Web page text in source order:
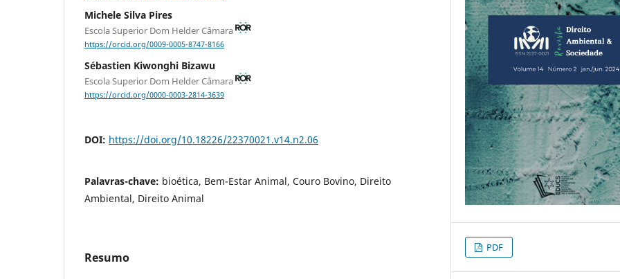
Michele Silva Pires
Escola Superior Dom Helder Câmara
https://orcid.org/0009-0005-8747-8166
Sébastien Kiwonghi Bizawu
Escola Superior Dom Helder Câmara
https://orcid.org/0000-0003-2814-3639
DOI: https://doi.org/10.18226/22370021.v14.n2.06
Palavras-chave: bioética, Bem-Estar Animal, Couro Bovino, Direito
Ambiental, Direito Animal
Resumo
PDF